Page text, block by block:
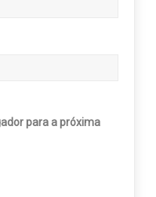
para a próxima